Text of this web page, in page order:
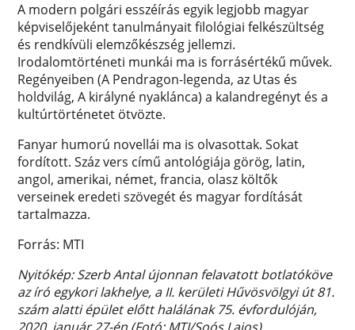
A modern polgári esszéírás egyik legjobb magyar
képviselőjeként tanulmányait filológiai felkészültség
és rendkívüli elemzőkészség jellemzi.
Irodalomtörténeti munkái ma is forrásértékű művek.
Regényeiben (A Pendragon-legenda, az Utas és
holdvilág, A királyné nyaklánca) a kalandregényt és a
kultúrtörténetet ötvözte.
Fanyar humorú novellái ma is olvasottak. Sokat
fordított. Száz vers című antológiája görög, latin,
angol, amerikai, német, francia, olasz költők
verseinek eredeti szövegét és magyar fordítását
tartalmazza.
Forrás: MTI
Nyitókép: Szerb Antal újonnan felavatott botlatóköve
az író egykori lakhelye, a II. kerületi Hűvösvölgyi út 81.
szám alatti épület előtt halálának 75. évfordulóján,